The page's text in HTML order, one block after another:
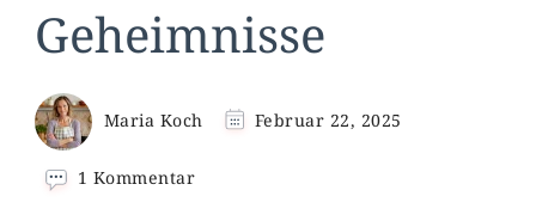
Geheimnisse
Maria Koch Februar 22, 2025
1 Kommentarzu